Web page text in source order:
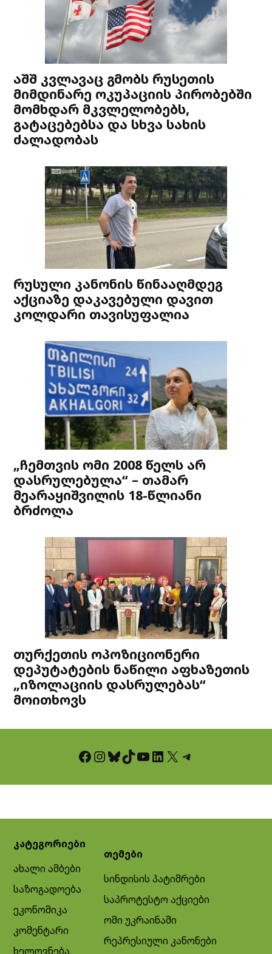
აშშ კვლავაც გმობს რუსეთის
მიმდინარე ოკუპაციის პირობებში
მომხდარ მკვლელობებს,
გატაცებებსა და სხვა სახის
ძალადობას
რუსული კანონის წინააღმდეგ
აქციაზე დაკავებული დავით
კოლდარი თავისუფალია
„ჩემთვის ომი 2008 წელს არ
დასრულებულა“ – თამარ
მეარაყიშვილის 18-წლიანი
ბრძოლა
თურქეთის ოპოზიციონერი
დეპუტატების ნაწილი აფხაზეთის
„იზოლაციის დასრულებას“
მოითხოვს
Facebook InstagramBluesky TikTok YouTube LinkedIn X Telegram
კატეგორიები
ახალი ამბები
საზოგადოება
ეკონომიკა
კომენტარი
ხელოვნება
თემები
სინდისის პატიმრები
საპროტესტო აქციები
ომი უკრაინაში
რეპრესიული კანონები